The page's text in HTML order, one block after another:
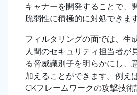
キャナーを開発することで、
脆弱性に積極的に対処できます
フィルタリングの面では、生
人間のセキュリティ担当者が
る脅威識別子を明らかにし、
加えることができます。例え
CKフレームワークの攻撃技